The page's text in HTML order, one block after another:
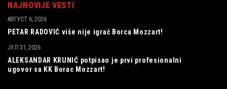
NAJNOVIJE VESTI
PETAR RADOVIĆ više nije igrač Borca Mozzart!
АВГУСТ 6, 2026
ALEKSANDAR KRUNIĆ potpisao je prvi profesionalni
ugovor sa KK Borac Mozzart!
ЈУЛ 31, 2026